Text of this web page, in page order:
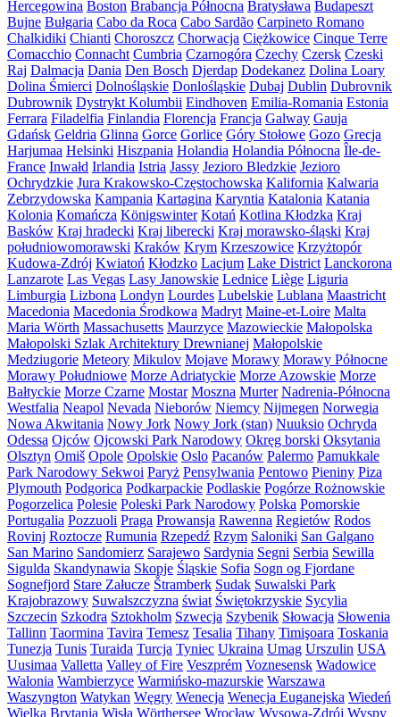
Hercegowina Boston Brabancja Północna Bratysława Budapeszt
Bujne Bułgaria Cabo da Roca Cabo Sardão Carpineto Romano
Chalkidiki Chianti Choroszcz Chorwacja Ciężkowice Cinque Terre
Comacchio Connacht Cumbria Czarnogóra Czechy Czersk Czeski
Raj Dalmacja Dania Den Bosch Djerdap Dodekanez Dolina Loary
Dolina Śmierci Dolnośląskie Donlośląskie Dubaj Dublin Dubrovnik
Dubrownik Dystrykt Kolumbii Eindhoven Emilia-Romania Estonia
Ferrara Filadelfia Finlandia Florencja Francja Galway Gauja
Gdańsk Geldria Glinna Gorce Gorlice Góry Stołowe Gozo Grecja
Harjumaa Helsinki Hiszpania Holandia Holandia Północna Île-de-
France Inwałd Irlandia Istria Jassy Jezioro Bledzkie Jezioro
Ochrydzkie Jura Krakowsko-Częstochowska Kalifornia Kalwaria
Zebrzydowska Kampania Kartagina Karyntia Katalonia Katania
Kolonia Komańcza Königswinter Kotań Kotlina Kłodzka Kraj
Basków Kraj hradecki Kraj liberecki Kraj morawsko-śląski Kraj
południowomorawski Kraków Krym Krzeszowice Krzyżtopór
Kudowa-Zdrój Kwiatoń Kłodzko Lacjum Lake District Lanckorona
Lanzarote Las Vegas Lasy Janowskie Lednice Liège Liguria
Limburgia Lizbona Londyn Lourdes Lubelskie Lublana Maastricht
Macedonia Macedonia Środkowa Madryt Maine-et-Loire Malta
Maria Wörth Massachusetts Maurzyce Mazowieckie Małopolska
Małopolski Szlak Architektury Drewnianej Małopolskie
Medziugorie Meteory Mikulov Mojave Morawy Morawy Północne
Morawy Południowe Morze Adriatyckie Morze Azowskie Morze
Bałtyckie Morze Czarne Mostar Moszna Murter Nadrenia-Północna
Westfalia Neapol Nevada Nieborów Niemcy Nijmegen Norwegia
Nowa Akwitania Nowy Jork Nowy Jork (stan) Nuuksio Ochryda
Odessa Ojców Ojcowski Park Narodowy Okręg borski Oksytania
Olsztyn Omiš Opole Opolskie Oslo Pacanów Palermo Pamukkale
Park Narodowy Sekwoi Paryż Pensylwania Pentowo Pieniny Piza
Plymouth Podgorica Podkarpackie Podlaskie Pogórze Rożnowskie
Pogorzelica Polesie Poleski Park Narodowy Polska Pomorskie
Portugalia Pozzuoli Praga Prowansja Rawenna Regietów Rodos
Rovinj Roztocze Rumunia Rzepedź Rzym Saloniki San Galgano
San Marino Sandomierz Sarajewo Sardynia Segni Serbia Sewilla
Sigulda Skandynawia Skopje Śląskie Sofia Sogn og Fjordane
Sognefjord Stare Załucze Štramberk Sudak Suwalski Park
Krajobrazowy Suwalszczyzna świat Świętokrzyskie Sycylia
Szczecin Szkodra Sztokholm Szwecja Szybenik Słowacja Słowenia
Tallinn Taormina Tavira Temesz Tesalia Tihany Timişoara Toskania
Tunezja Tunis Turaida Turcja Tyniec Ukraina Umag Urszulin USA
Uusimaa Valletta Valley of Fire Veszprém Voznesensk Wadowice
Walonia Wambierzyce Warmińsko-mazurskie Warszawa
Waszyngton Watykan Węgry Wenecja Wenecja Euganejska Wiedeń
Wielka Brytania Wisła Wörthersee Wrocław Wysowa-Zdrój Wyspy